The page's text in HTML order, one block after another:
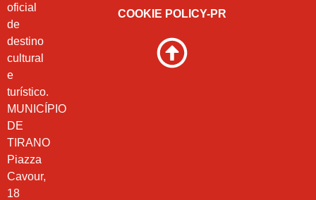
oficial
de
destino
cultural
e
turístico.
MUNICÍPIO
DE
TIRANO
Piazza
Cavour,
18
COOKIE POLICY-PR